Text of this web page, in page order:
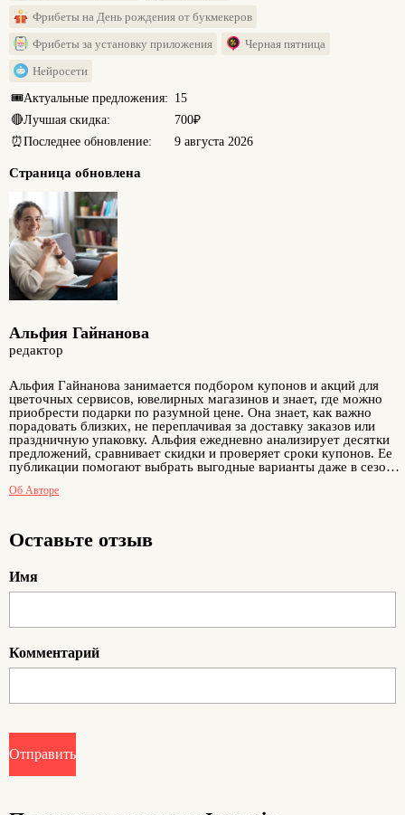
Фрибеты на День рождения от букмекеров
Фрибеты за установку приложения
Черная пятница
Нейросети
🎟️Актуальные предложения: 15
🔴Лучшая скидка:
700₽
⏰Последнее обновление: 9 августа 2026
Страница обновлена
Альфия Гайнанова
редактор
Альфия Гайнанова занимается подбором купонов и акций для
цветочных сервисов, ювелирных магазинов и знает, где можно
приобрести подарки по разумной цене. Она знает, как важно
порадовать близких, не переплачивая за доставку заказов или
праздничную упаковку. Альфия ежедневно анализирует десятки
предложений, сравнивает скидки и проверяет сроки купонов. Ее
публикации помогают выбрать выгодные варианты даже в сезон
автора, пользователи могут подобрать себе и близким нужный
Об Авторе
Оставьте отзыв
Имя
Комментарий
Отправить